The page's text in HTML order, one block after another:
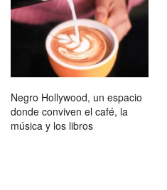
Negro Hollywood, un espacio
donde conviven el café, la
música y los libros